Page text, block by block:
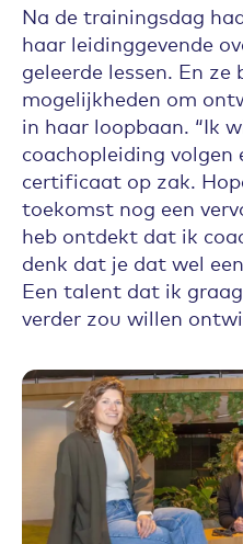
Na de trainingsdag
haar leidinggevende
geleerde lessen. En ze
mogelijkheden om
in haar loopbaan. “Ik
coachopleiding
certificaat op zak.
toekomst nog een
heb ontdekt dat ik
denk dat je dat wel
Een talent dat ik
verder zou willen